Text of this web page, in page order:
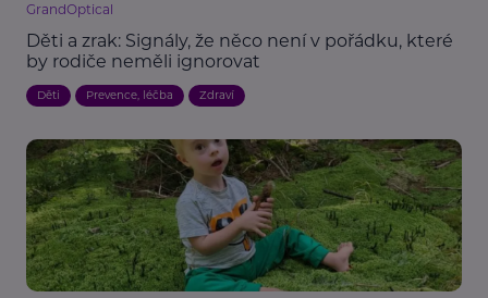
GrandOptical
Děti a zrak: Signály, že něco není v pořádku, které
by rodiče neměli ignorovat
Děti Prevence, léčba Zdraví